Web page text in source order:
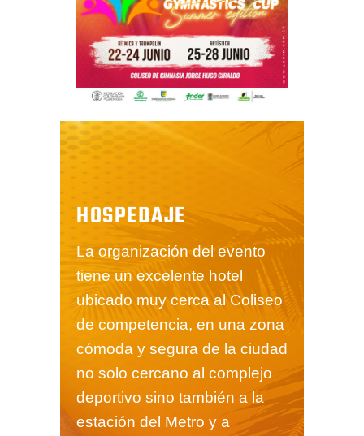
HOSPEDAJE
La organización del evento
tiene un excelente hotel
ubicado muy cerca al Coliseo
de competencia, en una zona
cómoda y segura de la ciudad
no solo cercano al complejo
deportivo sino también a la
estación del Metro y a